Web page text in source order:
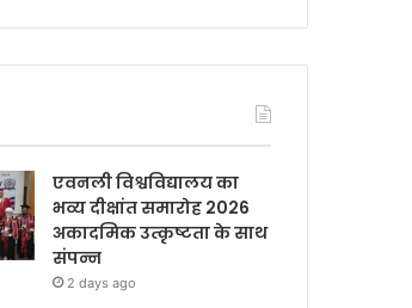
एवनली विश्वविद्यालय का
भव्य दीक्षांत समारोह 2026
अकादमिक उत्कृष्टता के साथ
संपन्न
2 days ago